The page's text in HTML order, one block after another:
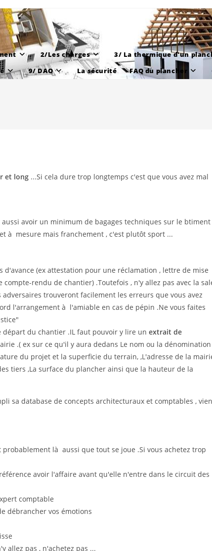
2/Les charges
3/ La thermique d'un
9/ DAO La sécurité FAQ du plancher
et long ...Si cela dure trop longtemps c'est que vous avez mal
avoir un minimum de bagages techniques sur le btiment
à mesure mais franchement , c'est plutôt sport ...
d'avance (ex attestation pour une réclamation , lettre de mise
rendu de chantier) .Toutefois , n'y allez pas avec la
trouveront facilement les erreurs que vous avez
l'arrangement à l'amiable en cas de pépin .Ne vous faites
départ du chantier .IL faut pouvoir y lire un extrait de
.( ex sur ce qu'il y aura dedans Le nom ou la dénomination
du projet et la superficie du terrain, ,L'adresse de la
tiers ,La surface du plancher ainsi que la hauteur de la
sa database de concepts architecturaux et comptables ,
là aussi que tout se joue .Si vous achetez trop
avoir l'affaire avant qu'elle n'entre dans le circuit des
comptable
débrancher vos émotions
allez pas , n'achetez pas ...